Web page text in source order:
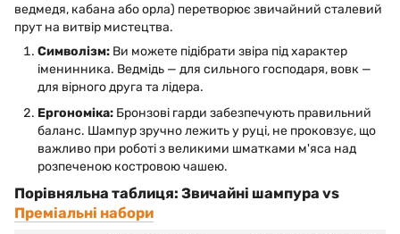
ведмедя, кабана або орла) перетворює звичайний сталевий
прут на витвір мистецтва.
Символізм: Ви можете підібрати звіра під характер
іменинника. Ведмідь — для сильного господаря, вовк —
для вірного друга та лідера.
Ергономіка: Бронзові гарди забезпечують правильний
баланс. Шампур зручно лежить у руці, не проковзує, що
важливо при роботі з великими шматками м'яса над
розпеченою костровою чашею.
Порівняльна таблиця: Звичайні шампура vs
Преміальні набори